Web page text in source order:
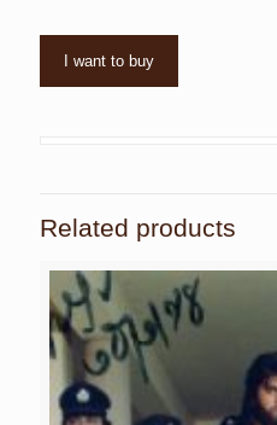
I want to buy
Related products